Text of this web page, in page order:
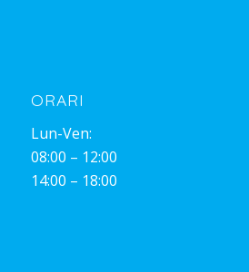
ORARI
Lun-Ven:
08:00 – 12:00
14:00 – 18:00